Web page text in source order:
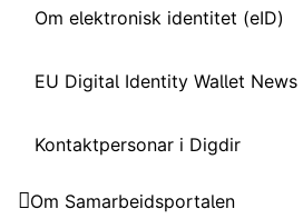
Om elektronisk identitet (eID)
EU Digital Identity Wallet News
Kontaktpersonar i Digdir
Om Samarbeidsportalen